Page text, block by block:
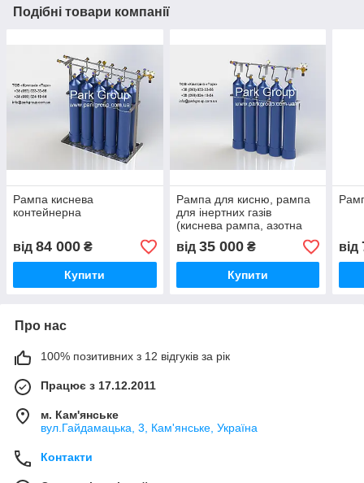
Подібні товари компанії
Рампа киснева
контейнерна
від 84 000 ₴
Купити
Рампа для кисню, рампа
для інертних газів
(киснева рампа, азотна
рампа)
від 35 000₴
Купити
від
Про нас
100% позитивних з 12 відгуків за рік
Працює з 17.12.2011
м. Кам'янське
вул.Гайдамацька, 3, Кам'янське, Україна
Контакти